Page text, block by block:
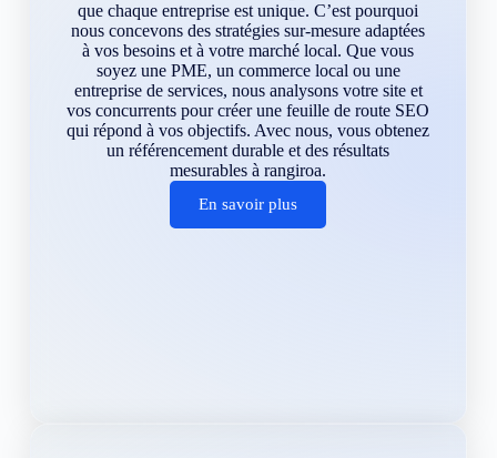
que chaque entreprise est unique. C’est pourquoi
nous concevons des stratégies sur-mesure adaptées
à vos besoins et à votre marché local. Que vous
soyez une PME, un commerce local ou une
entreprise de services, nous analysons votre site et
vos concurrents pour créer une feuille de route SEO
qui répond à vos objectifs. Avec nous, vous obtenez
un référencement durable et des résultats
mesurables à rangiroa.
En savoir plus